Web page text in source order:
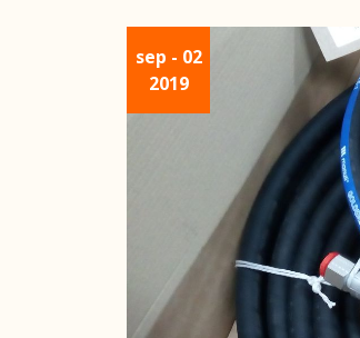
sep - 02
2019